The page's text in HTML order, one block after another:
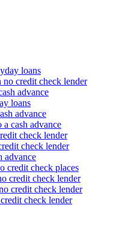
loans
credit check lender
advance
loans
advance
cash advance
check lender
check lender
advance
credit check places
credit check lender
credit check lender
check lender